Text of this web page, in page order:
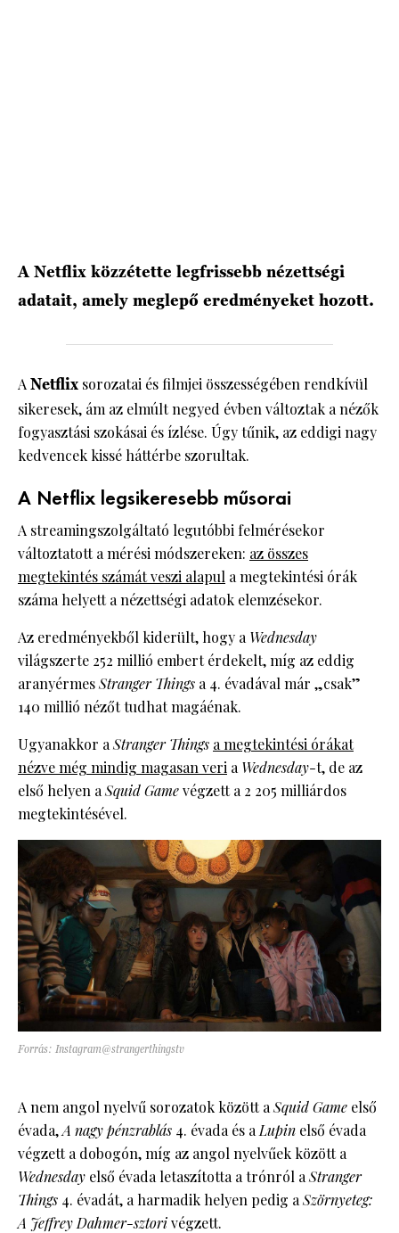
A Netflix közzétette legfrissebb nézettségi
adatait, amely meglepő eredményeket hozott.
ANetflix sorozatai és filmjei összességében rendkívül
sikeresek, ám az elmúlt negyed évben változtak a nézők
fogyasztási szokásai és ízlése. Úgy tűnik, az eddigi nagy
kedvencek kissé háttérbe szorultak.
A Netflix legsikeresebb műsorai
A streamingszolgáltató legutóbbi felmérésekor
változtatott a mérési módszereken: az összes
megtekintés számát veszi alapul a megtekintési órák
száma helyett a nézettségi adatok elemzésekor.
Az eredményekből kiderült, hogy aWednesday
világszerte 252 millió embert érdekelt, míg az eddig
aranyérmesStranger Things a 4. évadával már „csak”
140 millió nézőt tudhat magáénak.
Ugyanakkor aStranger Things a megtekintési órákat
nézve még mindig magasan veri aWednesday-t, de az
első helyen aSquid Gamevégzett a 2 205 milliárdos
megtekintésével.
Forrás: Instagram@strangerthingstv
A nem angol nyelvű sorozatok között a Squid Game első
évada,A nagy pénzrablás 4. évada és a Lupin első évada
végzett a dobogón, míg az angol nyelvűek között a
Wednesday első évada letaszította a trónról a Stranger
Things 4. évadát, a harmadik helyen pedig a Szörnyeteg:
A Jeffrey Dahmer-sztorivégzett.